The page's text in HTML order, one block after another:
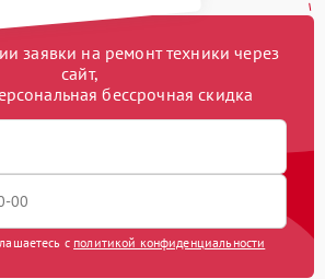
заявки на ремонт техники через
сайт,
бессрочная скидка
с политикой конфиденциальности